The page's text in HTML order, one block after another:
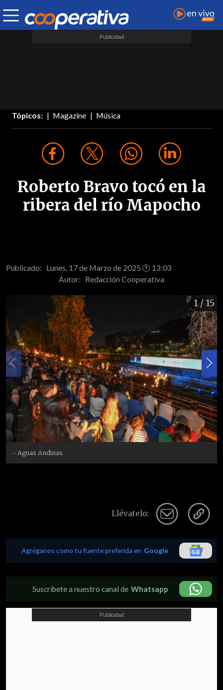
Tópicos: Magazine Música
Roberto Bravo tocó en la
ribera del río Mapocho
Publicado: Lunes, 17 de Marzo de 2025 🕐 13:03
Autor: Redacción Cooperativa
1/ 15
- Aguas Andinas
Llévatelo:
Agréganos como tu fuente preferida en Google
Suscríbete a nuestro canal de Whatsapp